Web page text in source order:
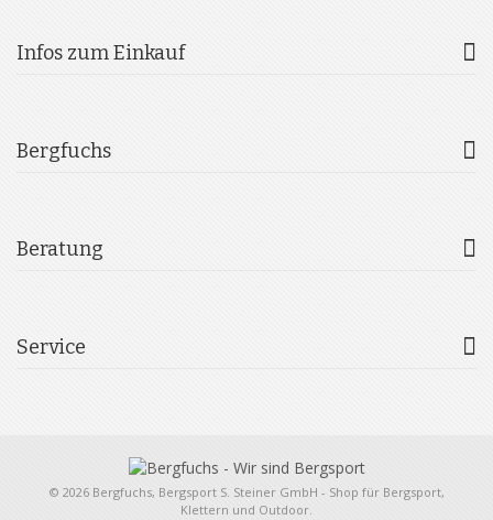
Infos zum Einkauf
Bergfuchs
Beratung
Service
© 2026 Bergfuchs, Bergsport S. Steiner GmbH - Shop für Bergsport,
Klettern und Outdoor.